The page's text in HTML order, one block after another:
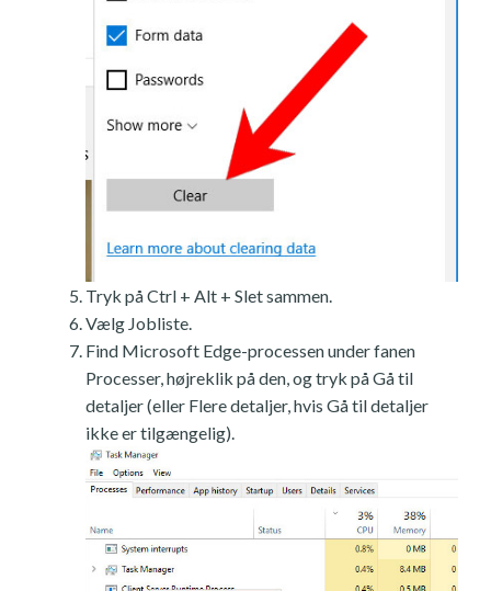
Tryk på Ctrl + Alt + Slet sammen.
Vælg Jobliste.
Find Microsoft Edge-processen under fanen
Processer, højreklik på den, og tryk på Gå til
detaljer (eller Flere detaljer, hvis Gå til detaljer
ikke er tilgængelig).